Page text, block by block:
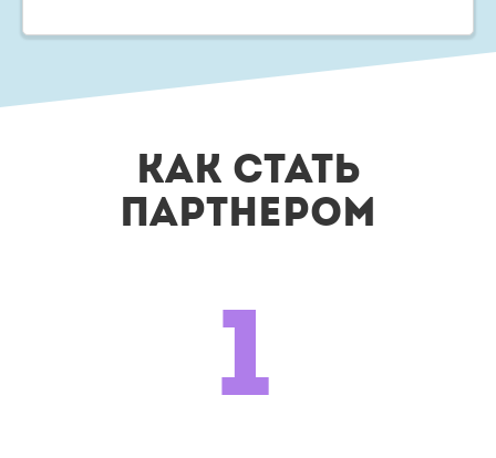
КАК СТАТЬ
ПАРТНЕРОМ
1